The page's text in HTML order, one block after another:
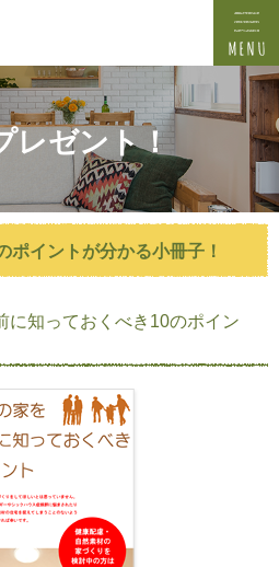
レゼント！
半田市・阿久比町の注文住宅・新築戸建てを手が
・注文住宅・新築戸建てを手がける工務店なら株
ポイントが分かる小冊子！
に知っておくべき10のポイン